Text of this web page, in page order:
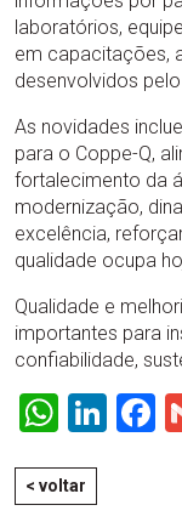
laboratórios,
em capacitações,
desenvolvidos
As novidades
para o Coppe-Q,
fortalecimento da
modernização,
excelência,
qualidade ocupa
Qualidade e
importantes para
confiabilidade,
< voltar